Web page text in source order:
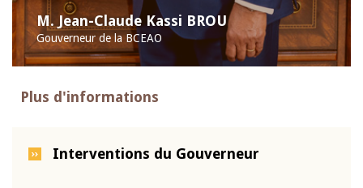
M. Jean-Claude Kassi BROU
Gouverneur de la BCEAO
Plus d'informations
Interventions du Gouverneur